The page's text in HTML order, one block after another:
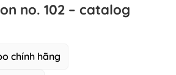
no. 102 – catalog
chính hãng